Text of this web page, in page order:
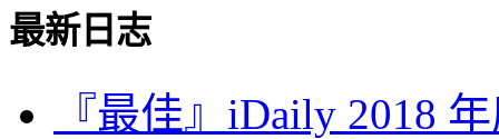
最新日志
『最佳』iDaily 2018